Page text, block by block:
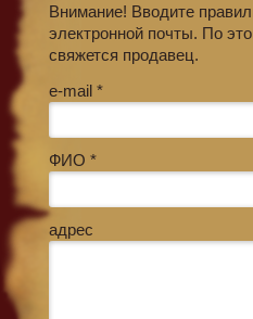
Внимание! Вводите
электронной почты. По
свяжется продавец.
e-mail *
ФИО *
адрес